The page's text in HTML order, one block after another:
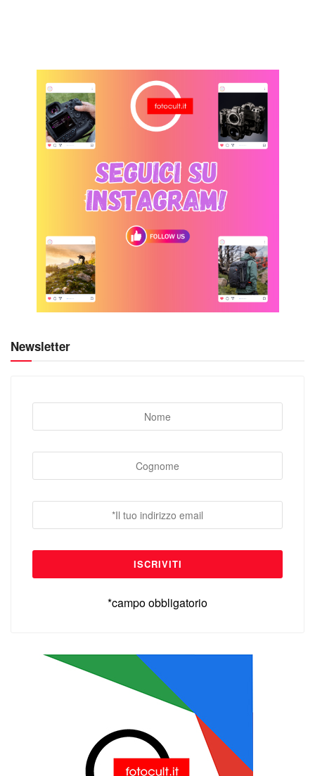
Newsletter
*campo obbligatorio